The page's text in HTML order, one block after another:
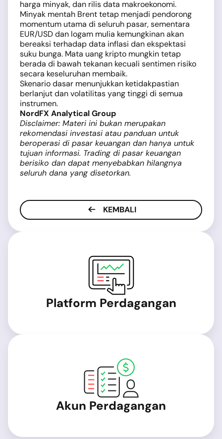
harga minyak, dan rilis data makroekonomi.
Minyak mentah Brent tetap menjadi pendorong
momentum utama di seluruh pasar, sementara
EUR/USD dan logam mulia kemungkinan akan
bereaksi terhadap data inflasi dan ekspektasi
suku bunga. Mata uang kripto mungkin tetap
berada di bawah tekanan kecuali sentimen risiko
secara keseluruhan membaik.
Skenario dasar menunjukkan ketidakpastian
berlanjut dan volatilitas yang tinggi di semua
instrumen.
NordFX Analytical Group
Disclaimer: Materi ini bukan merupakan
rekomendasi investasi atau panduan untuk
beroperasi di pasar keuangan dan hanya untuk
tujuan informasi. Trading di pasar keuangan
berisiko dan dapat menyebabkan hilangnya
seluruh dana yang disetorkan.
KEMBALI
Platform Perdagangan
Akun Perdagangan